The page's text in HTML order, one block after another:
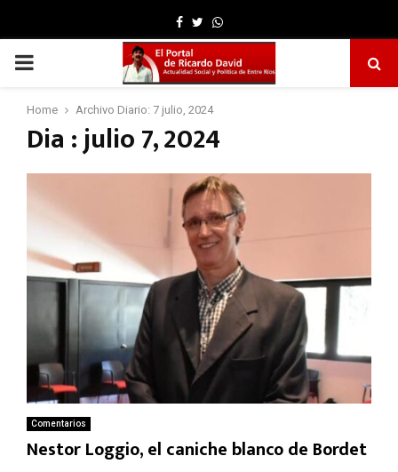
Facebook
TwitterWhatsapp
PRIMARY
MENU
Home Archivo Diario: 7 julio, 2024
Dia : julio 7, 2024
Comentarios
Nestor Loggio, el caniche blanco de Bordet